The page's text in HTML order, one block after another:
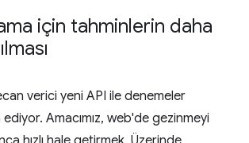
için tahminlerin daha
verici yeni API ile denemeler
Amacımız, web'de gezinmeyi